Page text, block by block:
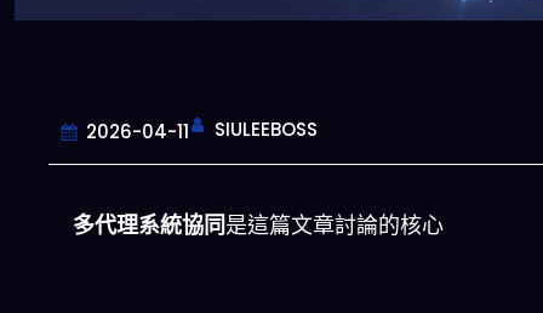
2026-04-11 SIULEEBOSS
多代理系統協同是這篇文章討論的核心